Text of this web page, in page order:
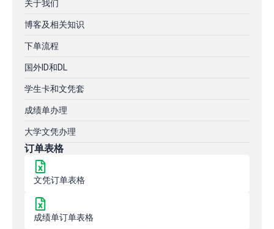
关于我们
博客及相关知识
下单流程
国外ID和DL
学生卡和文凭套
成绩单办理
大学文凭办理
订单表格
文凭订单表格
成绩单订单表格